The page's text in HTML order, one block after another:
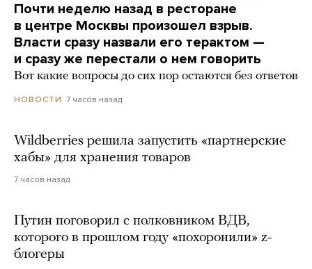
Почти неделю назад в ресторане
в центре Москвы произошел взрыв.
Власти сразу назвали его терактом —
и сразу же перестали о нем говорить
Вот какие вопросы до сих пор остаются без ответов
НОВОСТИ 7 часов назад
Wildberries решила запустить «партнерские
хабы» для хранения товаров
7 часов назад
Путин поговорил с полковником ВДВ,
которого в прошлом году «похоронили» z-
блогеры